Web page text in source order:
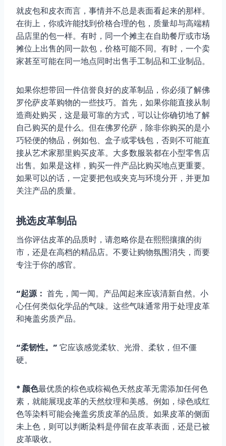
就皮包和皮衣而言，事情并不总是表面看起来的那样。
在街上，你或许能找到价格合理的包，质量却与高端精
品店里的包一样。有时，同一个摊主在自助餐厅或市场
摊位上出售的同一款包，价格可能不同。有时，一个卖
家甚至可能在同一地点同时出售手工制品和工业制品。
如果你想带回一件信誉良好的皮革制品，你必须了解佛
罗伦萨皮革购物的一些技巧。首先，如果你能直接从制
造商处购买，这是最可靠的方式，可以让你确切地了解
自己购买的是什么。但在佛罗伦萨，除非你购买的是小
巧轻便的物品，例如包、盒子或零钱包，否则不可能直
接从艺术家那里购买皮革。大多数服装都在小型零售店
出售。如果是这样，购买一件产品比购买地点更重要。
如果可以的话，一定要把包或夹克与环境分开，并更加
关注产品的质量。
挑选皮革制品
当你评估皮革的品质时，请忽略你是在熙熙攘攘的街
市，还是在高档的精品店。不要让购物氛围消失，而要
专注于你的感官。
“起源： 首先，闻一闻。产品闻起来应该清新自然。小
心任何类似化学品的气味。这些气味通常用于处理皮革
和掩盖劣质产品。
“柔韧性。” 它应该感觉柔软、光滑、柔软，但不僵
硬。
* 颜色最优质的棕色或棕褐色天然皮革无需添加任何色
素，就能展现皮革的天然纹理和美感。例如，绿色或红
色等染料可能会掩盖劣质皮革的品质。如果皮革的侧面
未上色，则可以判断染料是停留在皮革表面，还是已被
皮革吸收。